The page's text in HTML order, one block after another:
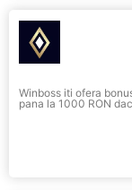
Winboss iti ofera
pana la 1000 RON